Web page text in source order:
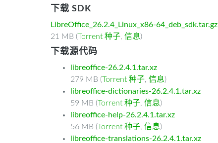
下载 SDK
LibreOffice_26.2.4_Linux_x86-64_deb_sdk.tar.gz
21 MB (Torrent 种子, 信息)
下载源代码
libreoffice-26.2.4.1.tar.xz
279 MB (Torrent 种子, 信息)
libreoffice-dictionaries-26.2.4.1.tar.xz
59 MB (Torrent 种子, 信息)
libreoffice-help-26.2.4.1.tar.xz
56 MB (Torrent 种子, 信息)
libreoffice-translations-26.2.4.1.tar.xz